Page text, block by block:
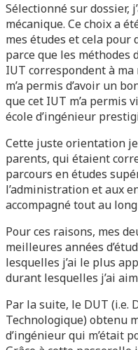
Sélectionné sur dossier,
mécanique. Ce choix a
mes études et cela pour
parce que les méthodes
IUT correspondent à ma
m’a permis d’avoir un
que cet IUT m’a permis
école d’ingénieur
Cette juste orientation
parents, qui étaient
parcours en études
l’administration et aux
accompagné tout au
Pour ces raisons, mes
meilleures années
lesquelles j’ai le plus
durant lesquelles j’ai
Par la suite, le DUT
Technologique) obtenu
d’ingénieur qui m’était